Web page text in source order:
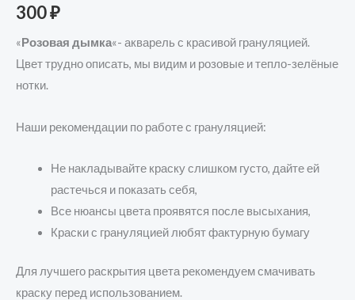
300₽
«Розовая дымка«- акварель с красивой грануляцией.
Цвет трудно описать, мы видим и розовые и тепло-зелёные
нотки.
Наши рекомендации по работе с грануляцией:
Не накладывайте краску слишком густо, дайте ей
растечься и показать себя,
Все нюансы цвета проявятся после высыхания,
Краски с грануляцией любят фактурную бумагу
Для лучшего раскрытия цвета рекомендуем смачивать
краску перед использованием.